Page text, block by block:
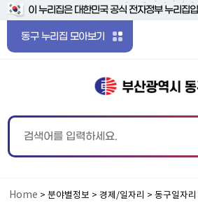
본문 바로가기
메인메뉴 바로가기
이 누리집은 대한민국 공식 전자정부 누리집
동구 누리집 모아보기
Home > 분야별정보 > 경제/일자리 > 동구일자